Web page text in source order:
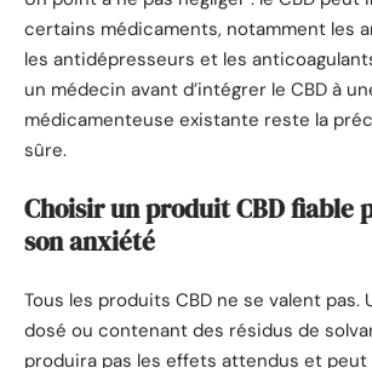
certains médicaments, notamment les
les antidépresseurs et les
un médecin avant d’intégrer le CBD à
médicamenteuse existante reste la
sûre.
Choisir un produit CBD fiable
son anxiété
Tous les produits CBD ne se valent pas.
dosé ou contenant des résidus de
produira pas les effets attendus et peut